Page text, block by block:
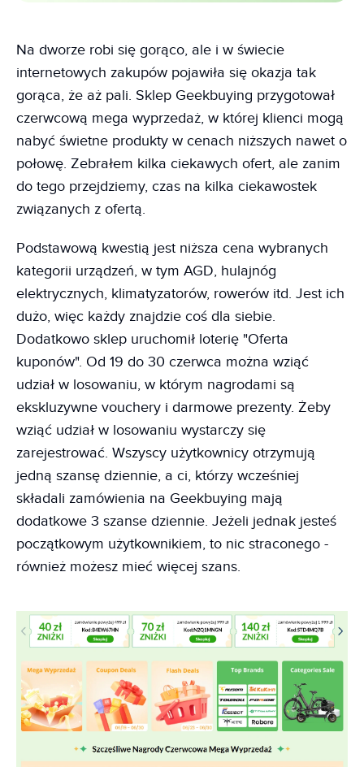
Na dworze robi się gorąco, ale i w świecie
internetowych zakupów pojawiła się okazja tak
gorąca, że aż pali. Sklep Geekbuying przygotował
czerwcową mega wyprzedaż, w której klienci mogą
nabyć świetne produkty w cenach niższych nawet o
połowę. Zebrałem kilka ciekawych ofert, ale zanim
do tego przejdziemy, czas na kilka ciekawostek
związanych z ofertą.
Podstawową kwestią jest niższa cena wybranych
kategorii urządzeń, w tym AGD, hulajnóg
elektrycznych, klimatyzatorów, rowerów itd. Jest ich
dużo, więc każdy znajdzie coś dla siebie.
Dodatkowo sklep uruchomił loterię "Oferta
kuponów". Od 19 do 30 czerwca można wziąć
udział w losowaniu, w którym nagrodami są
ekskluzywne vouchery i darmowe prezenty. Żeby
wziąć udział w losowaniu wystarczy się
zarejestrować. Wszyscy użytkownicy otrzymują
jedną szansę dziennie, a ci, którzy wcześniej
składali zamówienia na Geekbuying mają
dodatkowe 3 szanse dziennie. Jeżeli jednak jesteś
początkowym użytkownikiem, to nic straconego -
również możesz mieć więcej szans.